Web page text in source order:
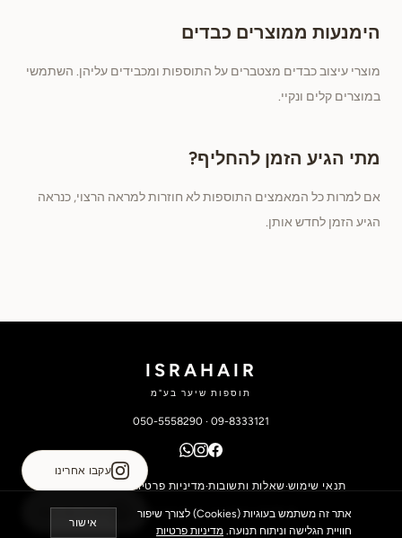
הימנעות ממוצרים כבדים
מוצרי עיצוב כבדים מצטברים על התוספות ומכבידים עליהן. השתמשי
במוצרים קלים ונקיי.
מתי הגיע הזמן להחליף?
אם למרות כל המאמצים התוספות לא חוזרות למראה הרצוי, כנראה
הגיע הזמן לחדש אותן.
ISRAHAIR
תוספות שיער בע"מ
09-8333121
·
050-5558290
תנאי שימוש·שאלות ותשובות·מדיניות פרטיות
©
2026IsraHair — כל הזכויות שמורות
עקבו אחרינו
לשיחה עם נציג
אתר זה משתמש בעוגיות (Cookies) לצורך שיפור
חוויית הגלישה וניתוח תנועה. מדיניות פרטיות
אישור